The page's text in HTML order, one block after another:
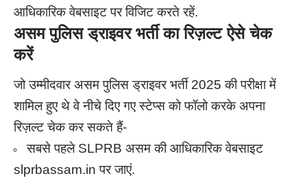
आधिकारिक वेबसाइट पर विजिट करते रहें.
असम पुलिस ड्राइवर भर्ती का रिज़ल्ट ऐसे चेक
करें
जो उम्मीदवार असम पुलिस ड्राइवर भर्ती 2025 की परीक्षा में
शामिल हुए थे वे नीचे दिए गए स्टेप्स को फॉलो करके अपना
रिज़ल्ट चेक कर सकते हैं-
सबसे पहले SLPRB असम की आधिकारिक वेबसाइट
slprbassam.in पर जाएं.